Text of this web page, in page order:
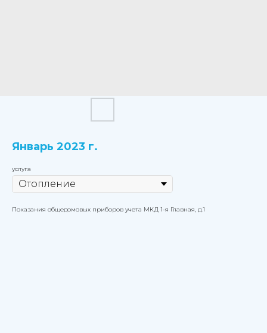
Январь 2023 г.
услуга
Показания общедомовых приборов учета МКД 1-я Главная, д.1